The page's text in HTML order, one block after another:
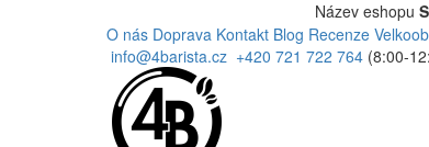
Název eshopu
O nás Doprava Kontakt Blog Recenze
info@4barista.cz +420 721 722 764 (8:00-